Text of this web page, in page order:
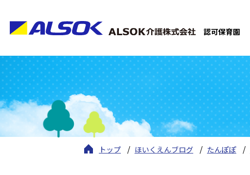
認可保育園
トップ ほいくえんブログ たんぽぽ